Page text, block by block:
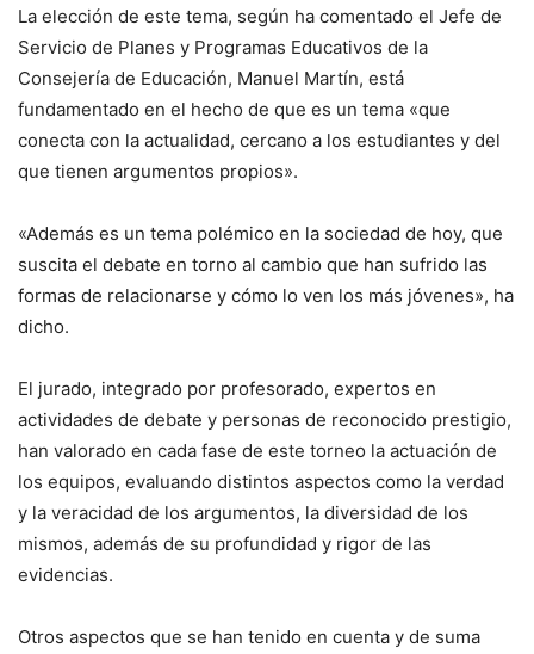
La elección de este tema, según ha comentado el Jefe de
Servicio de Planes y Programas Educativos de la
Consejería de Educación, Manuel Martín, está
fundamentado en el hecho de que es un tema «que
conecta con la actualidad, cercano a los estudiantes y del
que tienen argumentos propios».
«Además es un tema polémico en la sociedad de hoy, que
suscita el debate en torno al cambio que han sufrido las
formas de relacionarse y cómo lo ven los más jóvenes», ha
dicho.
El jurado, integrado por profesorado, expertos en
actividades de debate y personas de reconocido prestigio,
han valorado en cada fase de este torneo la actuación de
los equipos, evaluando distintos aspectos como la verdad
y la veracidad de los argumentos, la diversidad de los
mismos, además de su profundidad y rigor de las
evidencias.
Otros aspectos que se han tenido en cuenta y de suma